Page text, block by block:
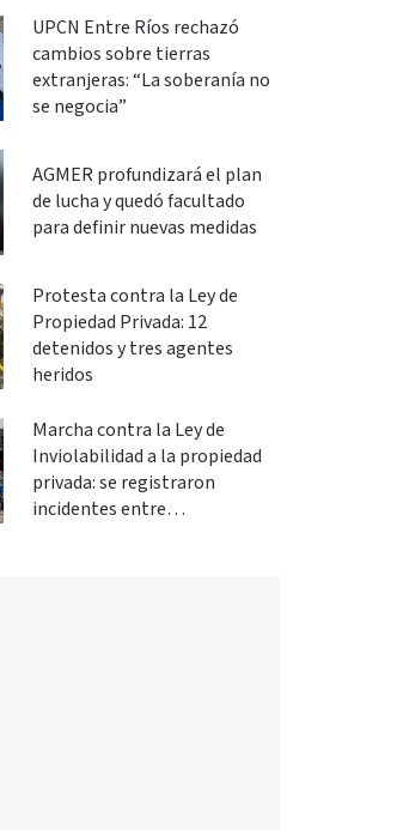
UPCN Entre Ríos rechazó
cambios sobre tierras
extranjeras: “La soberanía no
se negocia”
AGMER profundizará el plan
de lucha y quedó facultado
para definir nuevas medidas
Protesta contra la Ley de
Propiedad Privada: 12
detenidos y tres agentes
heridos
Marcha contra la Ley de
Inviolabilidad a la propiedad
privada: se registraron
incidentes entre